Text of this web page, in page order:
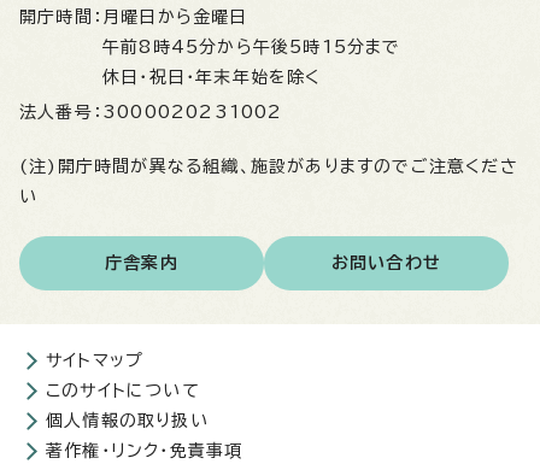
開庁時間： 月曜日から金曜日
午前8時45分から午後5時15分まで
休日・祝日・年末年始を除く
法人番号： 3000020231002
(注)開庁時間が異なる組織、施設がありますのでご注意くださ
い
庁舎案内 お問い合わせ
サイトマップ
このサイトについて
個人情報の取り扱い
著作権・リンク・免責事項